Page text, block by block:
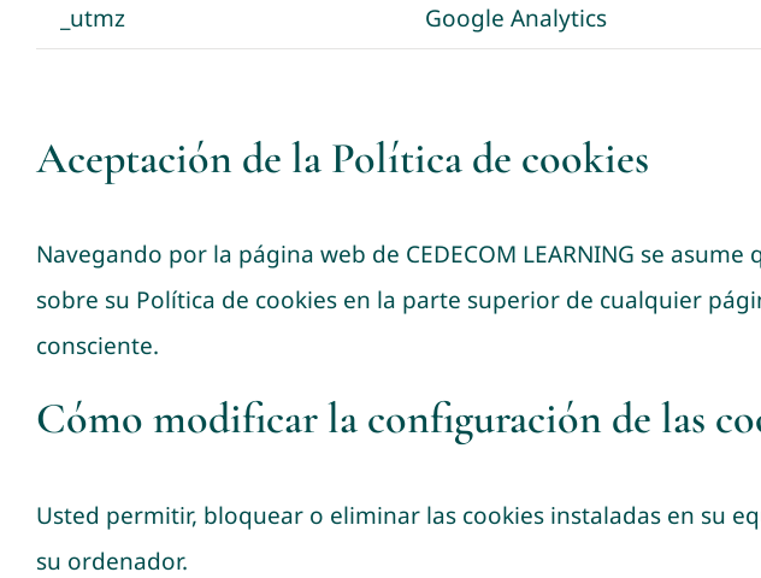
_utmz
Google Analytics
Aceptación de la Política de cookies
Navegando por la página web de CEDECOM LEARNING se
sobre su Política de cookies en la parte superior de cualquier
consciente.
Cómo modificar la configuración de las
Usted permitir, bloquear o eliminar las cookies instaladas en su
su ordenador.